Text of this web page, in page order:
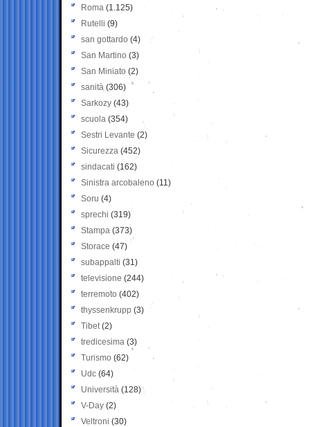
Roma (1.125)
Rutelli (9)
san gottardo (4)
San Martino (3)
San Miniato (2)
sanità (306)
Sarkozy (43)
scuola (354)
Sestri Levante (2)
Sicurezza (452)
sindacati (162)
Sinistra arcobaleno (11)
Soru (4)
sprechi (319)
Stampa (373)
Storace (47)
subappalti (31)
televisione(244)
terremoto (402)
thyssenkrupp (3)
Tibet(2)
tredicesima (3)
Turismo (62)
Udc (64)
Università (128)
V-Day (2)
Veltroni (30)